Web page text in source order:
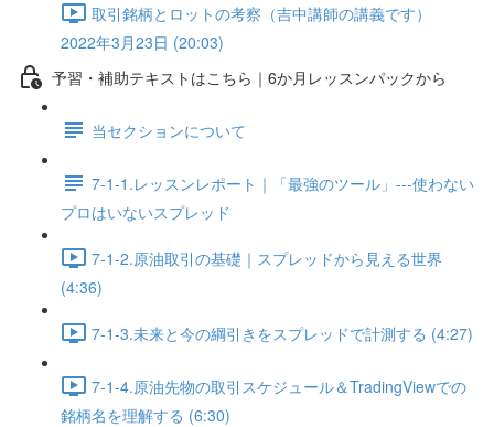
取引銘柄とロットの考察（吉中講師の講義です）
2022年3月23日 (20:03)
予習・補助テキストはこちら｜6か月レッスンパックから
当セクションについて
7-1-1.レッスンレポート｜「最強のツール」---使わない
プロはいないスプレッド
7-1-2.原油取引の基礎｜スプレッドから見える世界
(4:36)
7-1-3.未来と今の綱引きをスプレッドで計測する (4:27)
7-1-4.原油先物の取引スケジュール＆TradingViewでの
銘柄名を理解する (6:30)